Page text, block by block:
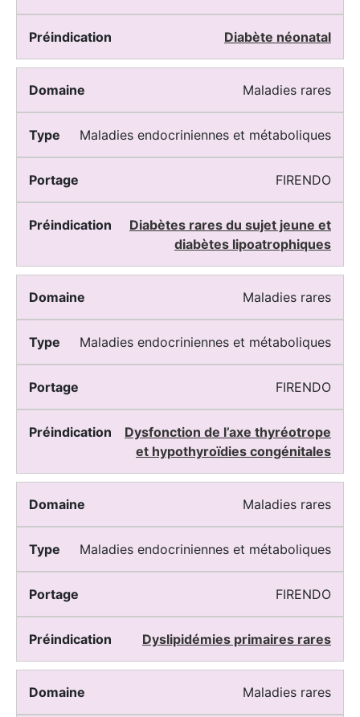
Diabète néonatal
Maladies rares
Maladies endocriniennes et métaboliques
FIRENDO
Diabètes rares du sujet jeune et
diabètes lipoatrophiques
Maladies rares
Maladies endocriniennes et métaboliques
FIRENDO
Dysfonction de l’axe thyréotrope
et hypothyroïdies congénitales
Maladies rares
Maladies endocriniennes et métaboliques
FIRENDO
Dyslipidémies primaires rares
Maladies rares